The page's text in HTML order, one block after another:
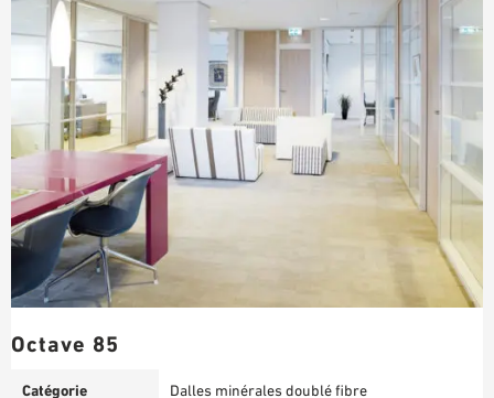
Octave 85
Catégorie Dalles minérales doublé fibre